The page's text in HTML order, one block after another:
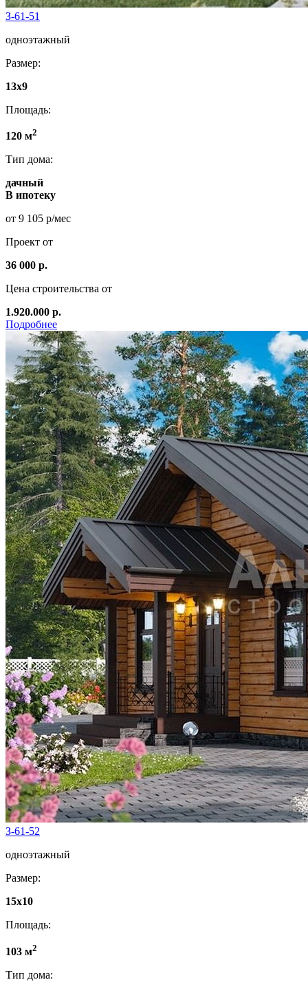
З-61-51
одноэтажный
Размер:
13x9
Площадь:
120 м2
Тип дома:
дачный
В ипотеку
от 9 105 р/мес
Проект от
36 000 р.
Цена строительства от
1.920.000 р.
Подробнее
З-61-52
одноэтажный
Размер:
15x10
Площадь:
103 м2
Тип дома: